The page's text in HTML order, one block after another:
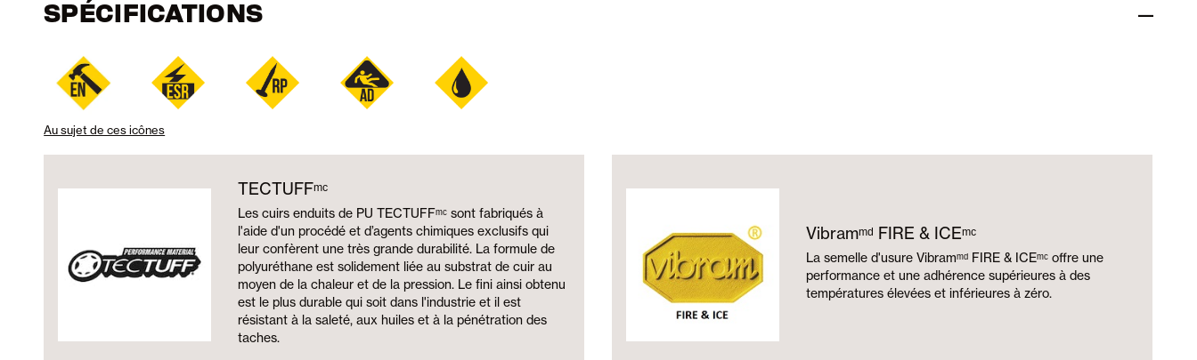
SPÉCIFICATIONS
Au sujet de ces icônes
TECTUFFᵐᶜ
Les cuirs enduits de PU TECTUFFᵐᶜ sont fabriqués à
l'aide d'un procédé et d’agents chimiques exclusifs qui
leur confèrent une très grande durabilité. La formule de
polyuréthane est solidement liée au substrat de cuir au
moyen de la chaleur et de la pression. Le fini ainsi obtenu
est le plus durable qui soit dans l'industrie et il est
résistant à la saleté, aux huiles et à la pénétration des
taches.
Vibramᵐᵈ FIRE & ICEᵐᶜ
La semelle d'usure Vibramᵐᵈ FIRE & ICEᵐᶜ offre une
performance et une adhérence supérieures à des
températures élevées et inférieures à zéro.